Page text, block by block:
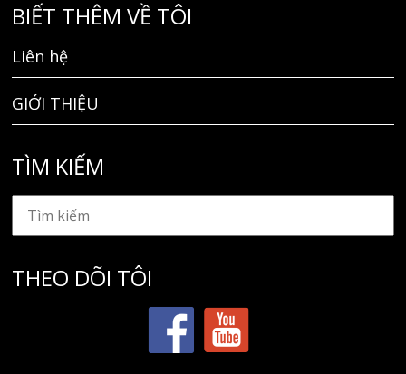
BIẾT THÊM VỀ TÔI
Liên hệ
GIỚI THIỆU
TÌM KIẾM
THEO DÕI TÔI